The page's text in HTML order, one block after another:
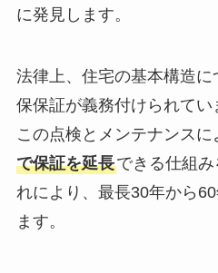
に発見します。
法律上、住宅の基本構造
保保証が義務付けられて
この点検とメンテナンスに
で保証を延長できる仕組み
れにより、最長30年から
ます。